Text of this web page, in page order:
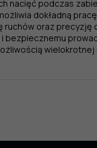
nacięć podczas
dokładną
oraz precyzję
wielokrotnej